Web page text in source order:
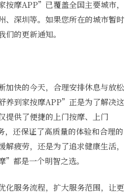
摩APP”已覆盖全国主要城市，
、深圳等。如果您所在的城市暂时
的更新通知。
加快的今天，合理安排休息与放松
养到家按摩APP”正是为了解决这
提供了便捷的上门按摩、上门
，还保证了高质量的体验和合理的
解疲劳，还是为了追求健康生活，
都是一个明智之选。
化服务流程，扩大服务范围，让更